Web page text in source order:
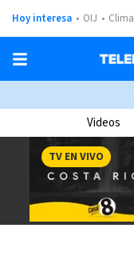
Hoy interesa OIJ Clima
Videos
TV EN VIVO